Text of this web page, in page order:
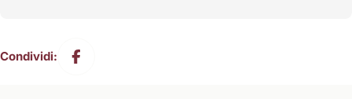
Condividi: